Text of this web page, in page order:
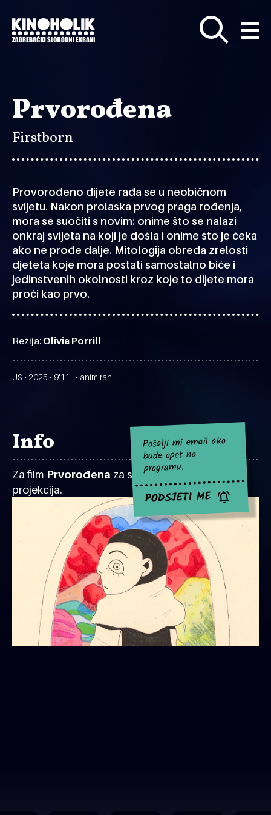
glavni
sadržaj
Prvorođena
Firstborn
Provorođeno dijete rađa se u neobičnom
svijetu. Nakon prolaska prvog praga rođenja,
mora se suočiti s novim: onime što se nalazi
onkraj svijeta na koji je došla i onime što je čeka
ako ne prođe dalje. Mitologija obreda zrelosti
djeteta koje mora postati samostalno biće i
jedinstvenih okolnosti kroz koje to dijete mora
proći kao prvo.
Režija: Olivia Porrill
US • 2025 • 9'11'' • animirani
Info
Za film Prvorođena za sad nema najavljenih
projekcija.
Pošalji mi email ako
bude opet na
programu.
PODSJETI ME